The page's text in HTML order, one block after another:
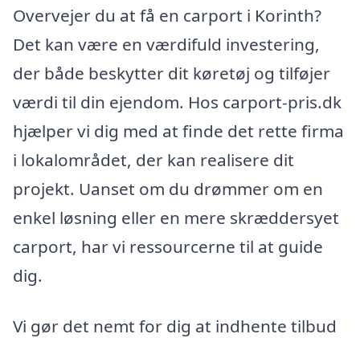
Overvejer du at få en carport i Korinth?
Det kan være en værdifuld investering,
der både beskytter dit køretøj og tilføjer
værdi til din ejendom. Hos carport-pris.dk
hjælper vi dig med at finde det rette firma
i lokalområdet, der kan realisere dit
projekt. Uanset om du drømmer om en
enkel løsning eller en mere skræddersyet
carport, har vi ressourcerne til at guide
dig.
Vi gør det nemt for dig at indhente tilbud